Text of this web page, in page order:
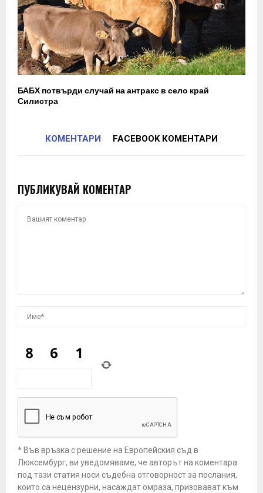
БАБХ потвърди случай на антракс в село край
Силистра
КОМЕНТАРИ FACEBOOK КОМЕНТАРИ
ПУБЛИКУВАЙ КОМЕНТАР
* Във връзка с решение на Европейския съд в
Люксембург, ви уведомяваме, че авторът на коментара
под тази статия носи съдебна отговорност за послания,
които са нецензурни, насаждат омраза, призовават към